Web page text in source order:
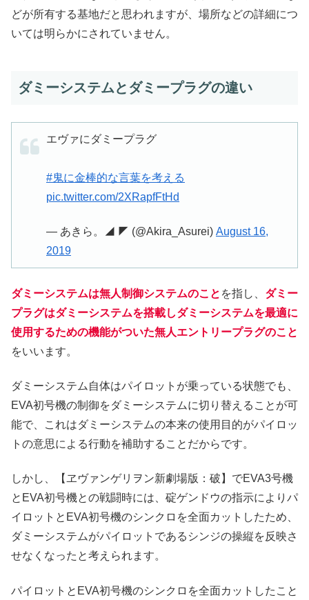
どが所有する基地だと思われますが、場所などの詳細につ
いては明らかにされていません。
ダミーシステムとダミープラグの違い
エヴァにダミープラグ
#鬼に金棒的な言葉を考える
pic.twitter.com/2XRapfFtHd
— あきら。◢ ◤ (@Akira_Asurei) August 16,
2019
ダミーシステムは無人制御システムのこと を指し、 ダミー
プラグはダミーシステムを搭載しダミーシステムを最適に
使用するための機能がついた無人エントリープラグのこと
をいいます。
ダミーシステム自体はパイロットが乗っている状態でも、
EVA初号機の制御をダミーシステムに切り替えることが可
能で、これはダミーシステムの本来の使用目的がパイロッ
トの意思による行動を補助することだからです。
しかし、【ヱヴァンゲリヲン新劇場版：破】でEVA3号機
とEVA初号機との戦闘時には、碇ゲンドウの指示によりパ
イロットとEVA初号機のシンクロを全面カットしたため、
ダミーシステムがパイロットであるシンジの操縦を反映さ
せなくなったと考えられます。
パイロットとEVA初号機のシンクロを全面カットしたこと